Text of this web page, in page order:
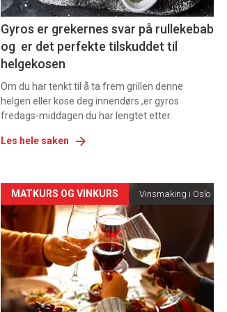
Gyros er grekernes svar på rullekebab
og er det perfekte tilskuddet til
helgekosen
Om du har tenkt til å ta frem grillen denne
helgen eller kose deg innendørs ,er gyros
fredags-middagen du har lengtet etter.
Les hele saken
Forsiden
akkurat
nå
-
MATKURS OG VINKURS Vinsmaking i Oslo